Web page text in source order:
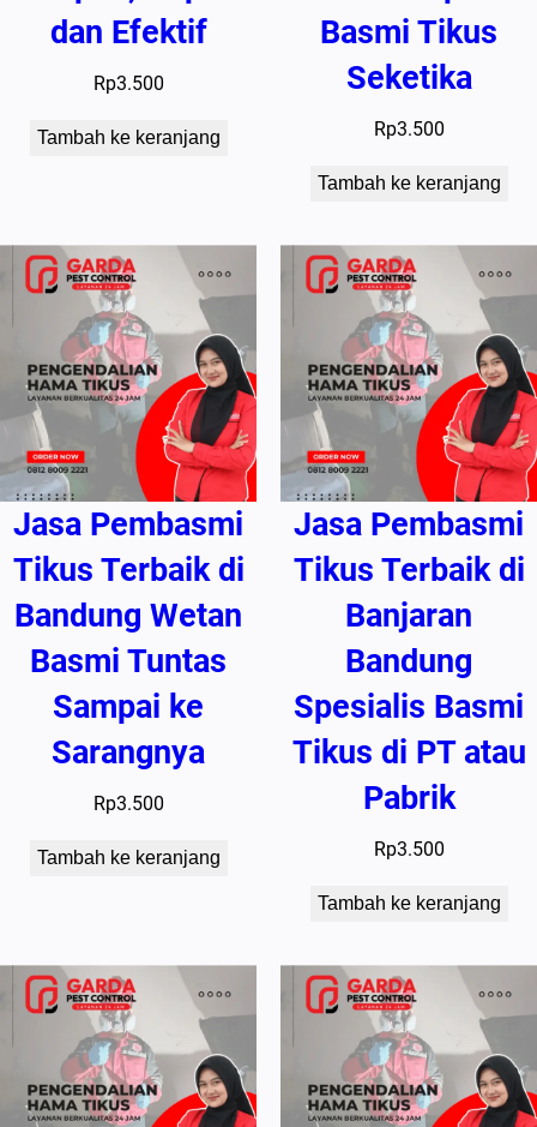
dan Efektif
Rp3.500
Tambah ke keranjang
Basmi Tikus
Seketika
Rp3.500
Tambah ke keranjang
Jasa Pembasmi
Tikus Terbaik di
Bandung Wetan
Basmi Tuntas
Sampai ke
Sarangnya
Rp3.500
Tambah ke keranjang
Jasa Pembasmi
Tikus Terbaik di
Banjaran
Bandung
Spesialis Basmi
Tikus di PT atau
Pabrik
Rp3.500
Tambah ke keranjang